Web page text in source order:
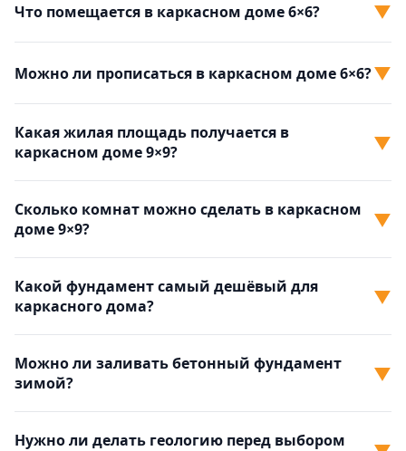
Что помещается в каркасном доме 6×6? ▼
Можно ли прописаться в каркасном доме 6×6?▼
Какая жилая площадь получается в
каркасном доме 9×9?
▼
Сколько комнат можно сделать в каркасном
доме 9×9?
▼
Какой фундамент самый дешёвый для
каркасного дома?
▼
Можно ли заливать бетонный фундамент
зимой?
▼
Нужно ли делать геологию перед выбором